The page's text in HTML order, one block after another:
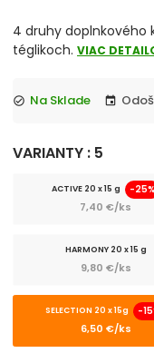
Hračky
Prepravky a tašky
Kozmetika, úprava
Dvierka, ochranné
4 druhy doplnkového
téglikoch. VIAC
check_circle Na Sklade event
VARIANTY : 5
ACTIVE 20 x 15 g -25%
7,40 €/ks
HARMONY 20 x 15 g
9,80 €/ks
SELECTION 20 x 15g -
6,50 €/ks